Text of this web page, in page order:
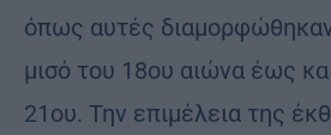
όπως αυτές
μισό του 18ου αιώνα έως
21ου. Την επιμέλεια της